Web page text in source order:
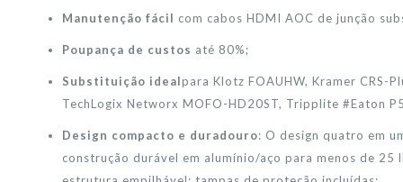
Manutenção fácil com cabos HDMI AOC de junção
Poupança de custos até 80%;
Substituição idealpara Klotz FOAUHW, Kramer CRS-
TechLogix Networx MOFO-HD20ST, Tripplite #Eaton
Design compacto e duradouro: O design quatro em
construção durável em alumínio/aço para menos de 25